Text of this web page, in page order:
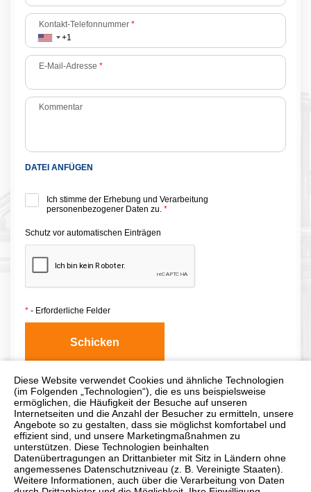
Diese Website verwendet Cookies und ähnliche Technologien
(im Folgenden „Technologien“), die es uns beispielsweise
ermöglichen, die Häufigkeit der Besuche auf unseren
Internetseiten und die Anzahl der Besucher zu ermitteln, unsere
Angebote so zu gestalten, dass sie möglichst komfortabel und
effizient sind, und unsere Marketingmaßnahmen zu
unterstützen. Diese Technologien beinhalten
Datenübertragungen an Drittanbieter mit Sitz in Ländern ohne
angemessenes Datenschutzniveau (z. B. Vereinigte Staaten).
Weitere Informationen, auch über die Verarbeitung von Daten
Kontakt-Telefonnummer *
E-Mail-Adresse *
Kommentar
DATEI ANFÜGEN
Ich stimme der Erhebung und Verarbeitung
personenbezogener Daten zu. *
Schutz vor automatischen Einträgen
* - Erforderliche Felder
Benutzungsbedingungen